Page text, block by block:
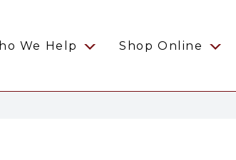
We Help Shop Online